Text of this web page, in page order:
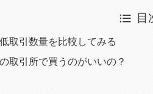
目
取引数量を比較してみる
取引所で買うのがいいの？